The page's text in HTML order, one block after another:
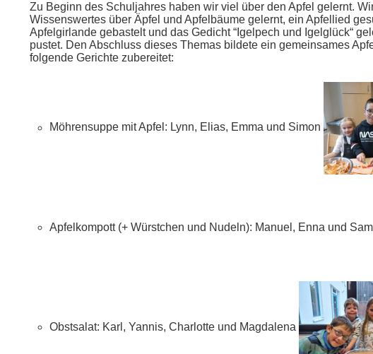
Zu Beginn des Schuljahres haben wir viel über den Apfel gelernt.
Wissenswertes über Äpfel und Apfelbäume gelernt, ein Apfellied
Apfelgirlande gebasteltund das Gedicht “ gelpech und Igelglück“
pustet. Den Abschluss dieses Themas bildete ein gemeinsames
folgende Gerichte zubereitet:
Möhrensuppe mit Apfel: Lynn, Elias, Emma und Simon
Apfelkompott (+ Würstchen und Nudeln): Manuel, Enna und
Obstsalat: Karl, Yannis, Charlotte und Magdalena